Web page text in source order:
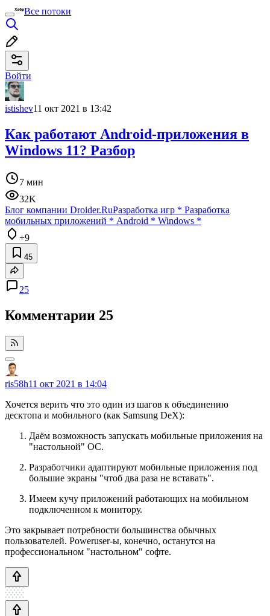
Все потоки
Войти
istishev11 окт 2021 в 13:42
Как работают Android-приложения в
Windows 11? Разбор
7 мин
32K
Блог компании Droider.RuРазработка игр * Разработка
мобильных приложений * Android * Windows *
+9
45
25
Комментарии 25
ris58h11 окт 2021 в 14:04
Хочется верить что это один из шагов к объединению
десктопа и мобильного (как Samsung DeX):
Даём возможность запускать мобильные приложения на
"настольной" ОС.
Разработчики адаптируют мобильные приложения под
большие экраны "чтоб два раза не вставать".
Имеем кучу приложений работающих на мобильном
подключенном к монитору.
Это закрывает потребности большинства обычных
пользователей. Poweruser-ы, конечно, останутся на
профессиональном "настольном" софте.